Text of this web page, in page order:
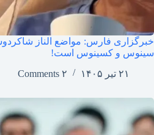
خبرگزاری فارس: مواضع الناز
سینوس و کسینوس است!
۲۱ تیر ۱۴۰۵
۲ Comments